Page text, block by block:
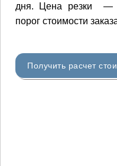
дня. Цена резки —
порог стоимости
Получить расчет